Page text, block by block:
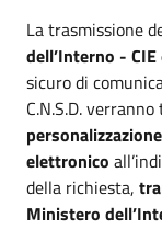
La trasmissione
dell’Interno -
sicuro di
C.N.S.D. verranno
personalizzazione
elettronico
della richiesta,
Ministero